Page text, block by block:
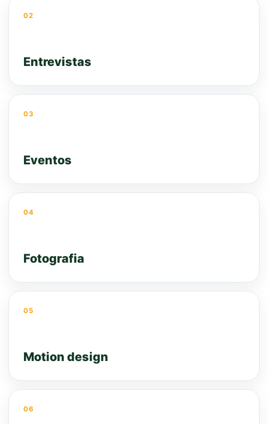
02
Entrevistas
03
Eventos
04
Fotografia
05
Motion design
06